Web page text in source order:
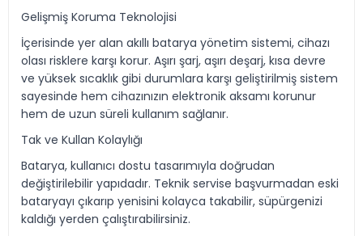
Gelişmiş Koruma Teknolojisi
İçerisinde yer alan akıllı batarya yönetim sistemi, cihazı
olası risklere karşı korur. Aşırı şarj, aşırı deşarj, kısa devre
ve yüksek sıcaklık gibi durumlara karşı geliştirilmiş sistem
sayesinde hem cihazınızın elektronik aksamı korunur
hem de uzun süreli kullanım sağlanır.
Tak ve Kullan Kolaylığı
Batarya, kullanıcı dostu tasarımıyla doğrudan
değiştirilebilir yapıdadır. Teknik servise başvurmadan eski
bataryayı çıkarıp yenisini kolayca takabilir, süpürgenizi
kaldığı yerden çalıştırabilirsiniz.